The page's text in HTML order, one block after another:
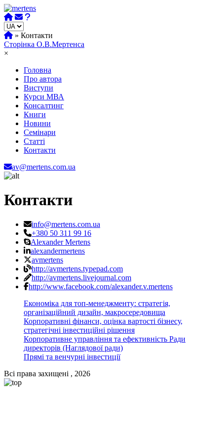
Skip
to
content
» Контакти
Сторінка О.В.Мертенса
×
Головна
Про автора
Виступи
Курси МВА
Консалтинг
Книги
Новини
Семінари
Статті
Контакти
av@mertens.com.ua
Контакти
info@mertens.com.ua
+380 50 311 99 16
Alexander Mertens
alexandermertens
avmertens
http://avmertens.typepad.com
http://avmertens.livejournal.com
http://www.facebook.com/alexander.v.mertens
Економіка для топ-менеджменту: стратегія,
організаційний дизайн, макросередовища
Корпоративні фінанси, оцінка вартості бізнесу,
стратегічні інвестиційні рішення
Корпоративне управління та ефективність Ради
директорів (Наглядової ради)
Прямі та венчурні інвестиції
Всі права захищені , 2026